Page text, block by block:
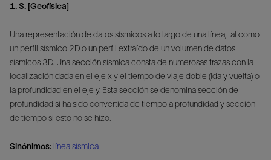
1. S. [Geofísica]
Una representación de datos sísmicos a lo largo de una línea, tal como
un perfil sísmico 2D o un perfil extraído de un volumen de datos
sísmicos 3D. Una sección sísmica consta de numerosas trazas con la
localización dada en el eje x y el tiempo de viaje doble (ida y vuelta) o
la profundidad en el eje y. Esta sección se denomina sección de
profundidad si ha sido convertida de tiempo a profundidad y sección
de tiempo si esto no se hizo.
Sinónimos: línea sísmica